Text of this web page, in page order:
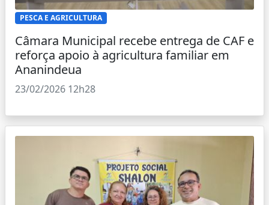
PESCA E AGRICULTURA
Câmara Municipal recebe entrega de CAF e
reforça apoio à agricultura familiar em
Ananindeua
23/02/2026 12h28